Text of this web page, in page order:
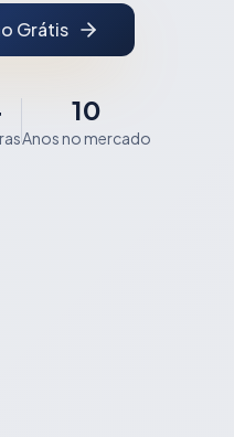
Grátis
10
Anos no mercado